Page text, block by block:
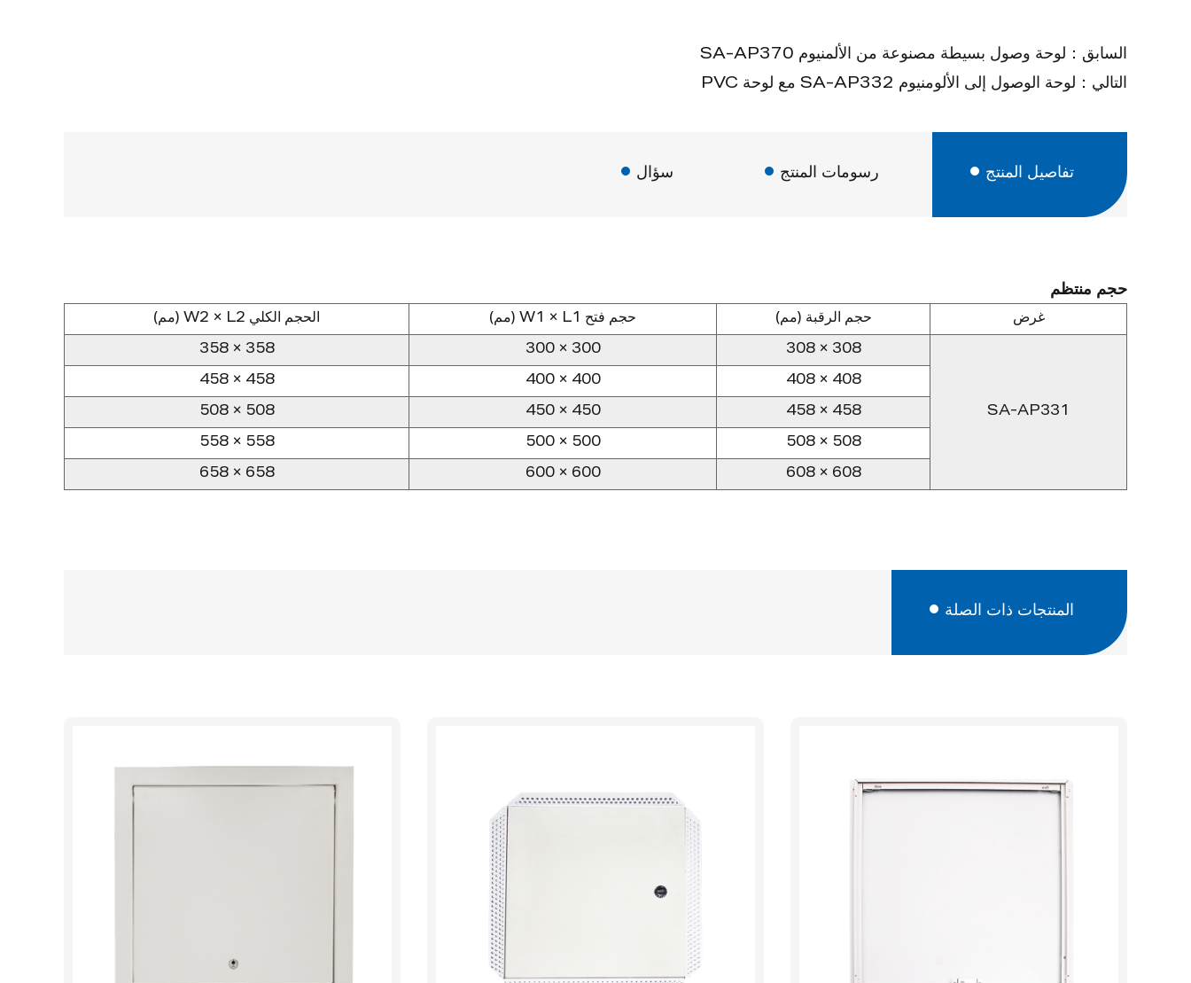
السابق：لوحة وصول بسيطة مصنوعة من الألمنيوم SA-AP370
التالي：لوحة الوصول إلى الألومنيوم SA-AP332 مع لوحة PVC
تفاصيل المنتج رسومات المنتج سؤال
حجم منتظم
غرض حجم الرقبة (مم) حجم فتح W1 × L1 (مم) الحجم الكلي W2 × L2 (مم)
SA-AP331
308 × 308
300 × 300
358 × 358
408 × 408
400 × 400
458 × 458
458 × 458
450 × 450
508 × 508
508 × 508
500 × 500
558 × 558
608 × 608
600 × 600
658 × 658
المنتجات ذات الصلة